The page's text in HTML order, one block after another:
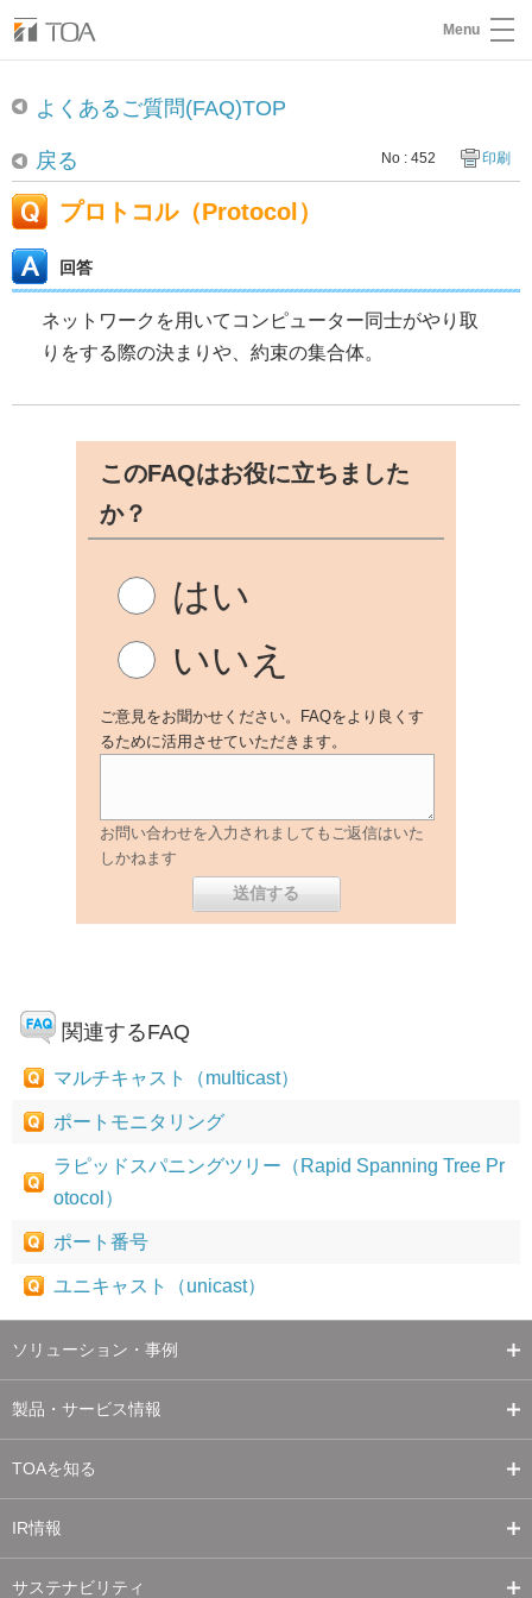
Menu
よくあるご質問(FAQ)TOP
戻る No : 452 印刷
プロトコル（Protocol）
回答
ネットワークを用いてコンピューター同士がやり取
りをする際の決まりや、約束の集合体。
このFAQはお役に立ちました
か？
はい
いいえ
ご意見をお聞かせください。FAQをより良くす
るために活用させていただきます。
お問い合わせを入力されましてもご返信はいた
しかねます
関連するFAQ
マルチキャスト（multicast）
ポートモニタリング
ラピッドスパニングツリー（Rapid Spanning Tree Pr
otocol）
ポート番号
ユニキャスト（unicast）
ソリューション・事例
製品・サービス情報
TOAを知る
IR情報
サステナビリティ